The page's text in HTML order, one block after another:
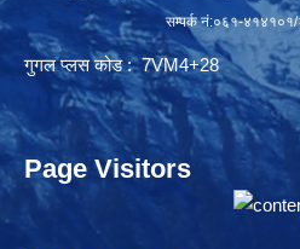
सम्पर्क नं:०६१-४१४१०१/२/
गुगल प्लस कोड : 7VM4+28
Page Visitors